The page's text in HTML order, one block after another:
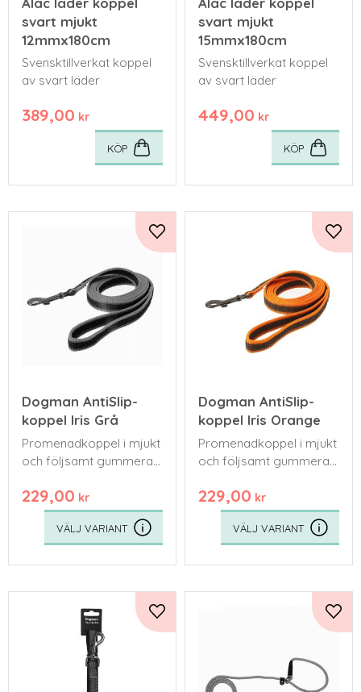
svart mjukt
12mmx180cm
Svensktillverkat koppel
av svart läder
389,00 kr
KÖP
svart mjukt
15mmx180cm
Svensktillverkat koppel
av svart läder
449,00 kr
KÖP
Dogman AntiSlip-
koppel Iris Grå
Promenadkoppel i mjukt
och följsamt gummerat
229,00 kr
Lägg till i favoriter
Dogman AntiSlip-
koppel Iris Orange
Promenadkoppel i mjukt
och följsamt gummerat
229,00 kr
Lägg till i favoriter